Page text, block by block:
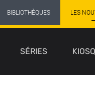
BIBLIOTHÈQUES LES
SÉRIES